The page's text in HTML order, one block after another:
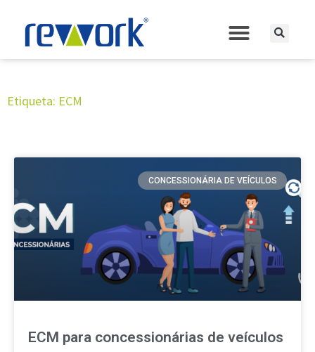
Etiqueta: ECM
CONCESSIONÁRIA DE VEÍCULOS
ECM para concessionárias de veículos